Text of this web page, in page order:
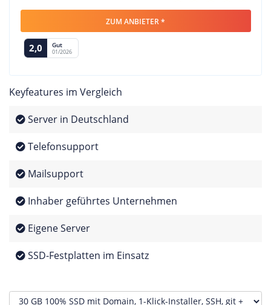
ZUM ANBIETER *
2,0 Gut
01/2026
Keyfeatures im Vergleich
Server in Deutschland
Telefonsupport
Mailsupport
Inhaber geführtes Unternehmen
Eigene Server
SSD-Festplatten im Einsatz